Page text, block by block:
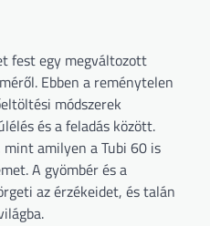
fest egy megváltozott
Ebben a reménytelen
módszerek
és a feladás között.
amilyen a Tubi 60 is
A gyömbér és a
az érzékeidet, és talán